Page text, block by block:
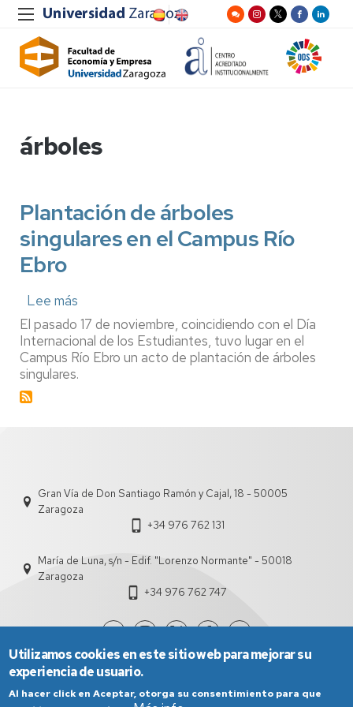
árboles
Plantación de árboles
singulares en el Campus Río
Ebro
Lee más
Plantación
de
árboles
singulares
en
El pasado 17 de noviembre, coincidiendo con el Día
Internacional de los Estudiantes, tuvo lugar en el
Campus Río Ebro un acto de plantación de árboles
singulares.
Gran Vía de Don Santiago Ramón y Cajal, 18 - 50005
Zaragoza
+34 976 762 131
María de Luna, s/n - Edif. "Lorenzo Normante" - 50018
Zaragoza
+34 976 762 747
Utilizamos cookies en este sitio web para mejorar su
experiencia de usuario.
Al hacer click en Aceptar, otorga su consentimiento para que